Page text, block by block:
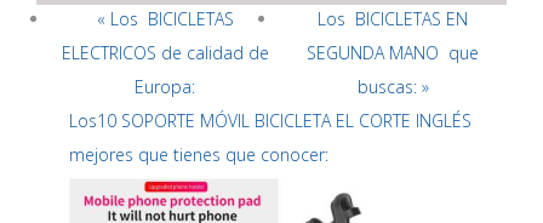
« Los BICICLETAS
ELECTRICOS de calidad de
Europa:
Los BICICLETAS EN
SEGUNDA MANO que
buscas: »
Los10 SOPORTE MÓVIL BICICLETA EL CORTE INGLÉS
mejores que tienes que conocer: